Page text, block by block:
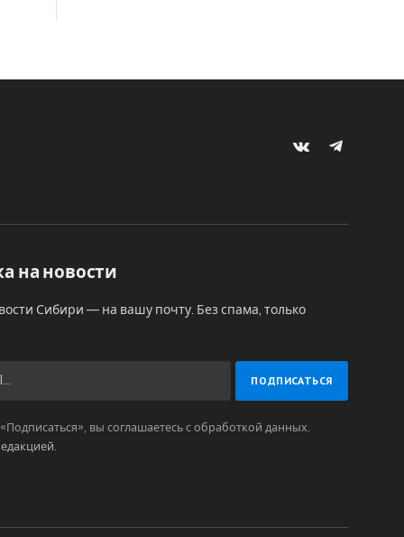
VKontakteTelegram
на новости
Сибири — на вашу почту. Без спама, только
вы соглашаетесь с обработкой данных.